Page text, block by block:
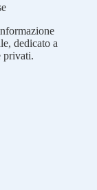
dedicato a
privati.